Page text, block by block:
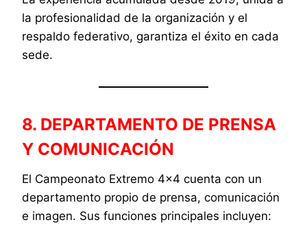
la profesionalidad de la organización y el
respaldo federativo, garantiza el éxito en cada
sede.
8. DEPARTAMENTO DE PRENSA
Y COMUNICACIÓN
El Campeonato Extremo 4×4 cuenta con un
departamento propio de prensa, comunicación
e imagen. Sus funciones principales incluyen: